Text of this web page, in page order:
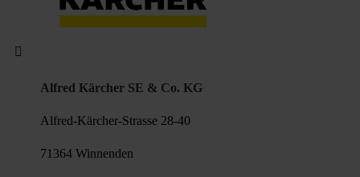
Alfred Kärcher SE & Co. KG
Alfred-Kärcher-Strasse 28-40
71364 Winnenden